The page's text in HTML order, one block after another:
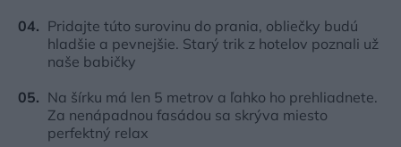
Pridajte túto surovinu do prania, obliečky budú
hladšie a pevnejšie. Starý trik z hotelov poznali už
naše babičky
Na šírku má len 5 metrov a ľahko ho prehliadnete.
Za nenápadnou fasádou sa skrýva miesto
perfektný relax